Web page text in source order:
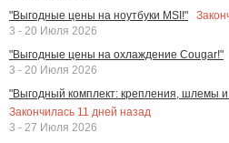
"Выгодные цены на ноутбуки MSI!"
3 - 20 Июля 2026
"Выгодные цены на охлаждение Cougar!"
3 - 20 Июля 2026
"Выгодный комплект: крепления, шлемы
Закончилась 11 дней назад
3 - 27 Июля 2026